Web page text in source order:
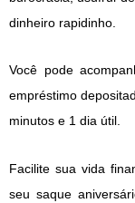
dinheiro rapidinho.
Você pode
empréstimo
minutos e 1 dia útil.
Facilite sua vida
seu saque